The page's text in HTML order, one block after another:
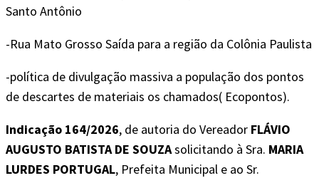
Santo Antônio
-Rua Mato Grosso Saída para a região da Colônia Paulista
-política de divulgação massiva a população dos pontos
de descartes de materiais os chamados( Ecopontos).
Indicação 164/2026, de autoria do Vereador FLÁVIO
AUGUSTO BATISTA DE SOUZAsolicitando à Sra. MARIA
LURDES PORTUGAL, Prefeita Municipal e ao Sr.